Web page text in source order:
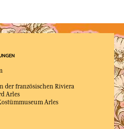
der französischen Riviera
Arles
Arles